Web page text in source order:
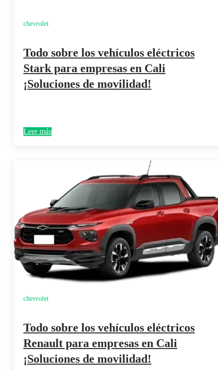
chevrolet
Todo sobre los vehículos eléctricos
Stark para empresas en Cali
¡Soluciones de movilidad!
Leer más
chevrolet
Todo sobre los vehículos eléctricos
Renault para empresas en Cali
¡Soluciones de movilidad!